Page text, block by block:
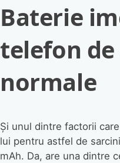
Baterie
telefon
normale
Și unul dintre factorii
lui pentru astfel de
mAh. Da, are una dintre